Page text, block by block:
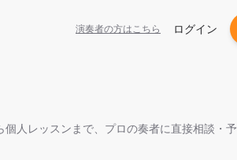
演奏者の方はこちら ログイン
人レッスンまで、プロの奏者に直接相談・予